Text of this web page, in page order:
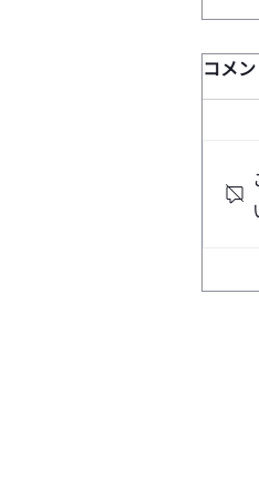
コメ